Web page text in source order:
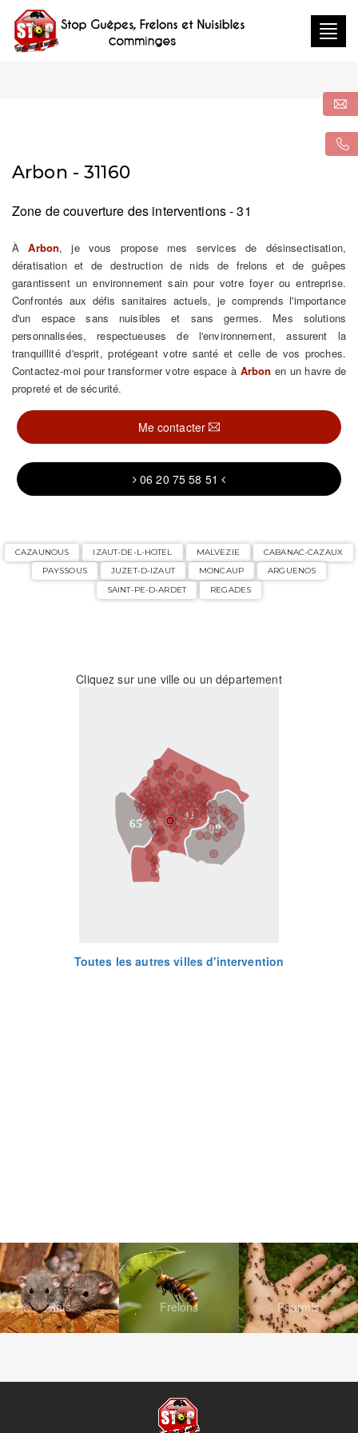
Arbon - 31160
Zone de couverture des interventions - 31
ÀArbon, je vous propose mes services de désinsectisation,
dératisation et de destruction de nids de frelons et de guêpes
garantissent un environnement sain pour votre foyer ou entreprise.
Confrontés aux défis sanitaires actuels, je comprends l'importance
d'un espace sans nuisibles et sans germes. Mes solutions
personnalisées, respectueuses de l'environnement, assurent la
tranquillité d'esprit, protégeant votre santé et celle de vos proches.
Contactez-moi pour transformer votre espace à Arbon en un havre de
propreté et de sécurité.
Me contacter
06 20 75 58 51
CAZAUNOUS IZAUT-DE-L-HOTEL MALVEZIE
CABANAC-CAZAUX
PAYSSOUS
JUZET-D-IZAUT MONCAUP
ARGUENOS
SAINT-PE-D-ARDET
REGADES
Cliquez sur une ville ou un département
31
09
65
Toutes les autres villes d'intervention
Rats Frelons Fourmis